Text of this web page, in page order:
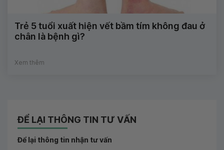
Trẻ 5 tuổi xuất hiện vết bầm tím không đau ở
chân là bệnh gì?
Xem thêm
ĐỂ LẠI THÔNG TIN TƯ VẤN
Để lại thông tin nhận tư vấn